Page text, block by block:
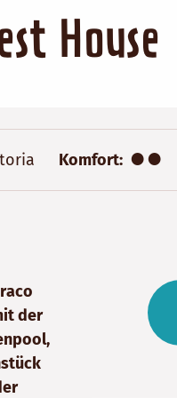
House
Komfort ●●
der